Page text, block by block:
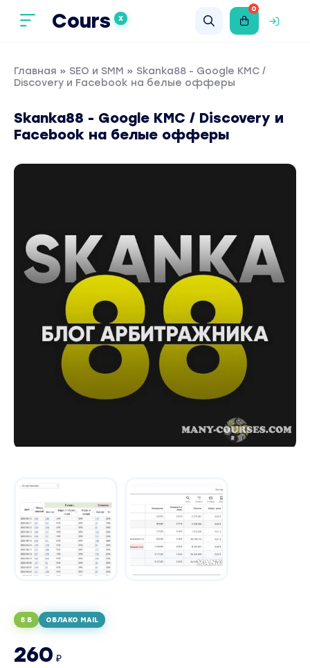
Cours X
0
Главная » SEO и SMM » Skanka88 - Google KMC /
Discovery и Facebook на белые офферы
Skanka88 - Google KMC / Discovery и
Facebook на белые офферы
5 Б ОБЛАКО MAIL
260 ₽